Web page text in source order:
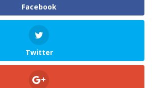
Facebook
Twitter